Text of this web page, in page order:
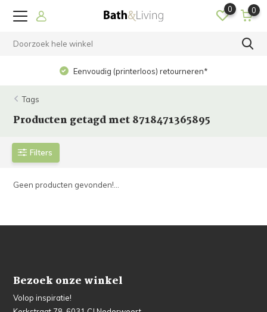
0 0
Eenvoudig (printerloos) retourneren*
Tags
Producten getagd met 8718471365895
Filters
Geen producten gevonden!...
Bezoek onze winkel
Volop inspiratie!